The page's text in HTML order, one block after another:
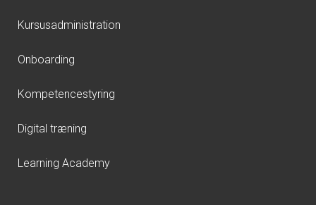
Kursusadministration
Onboarding
Kompetencestyring
Digital træning
Learning Academy